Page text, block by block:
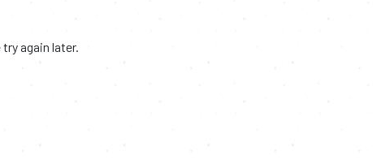
again later.